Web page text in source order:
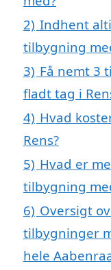
2) Indhent
tilbygning
3) Få nemt 3
fladt tag i
4) Hvad
Rens?
5) Hvad er
tilbygning
6) Oversigt
tilbygninger
hele